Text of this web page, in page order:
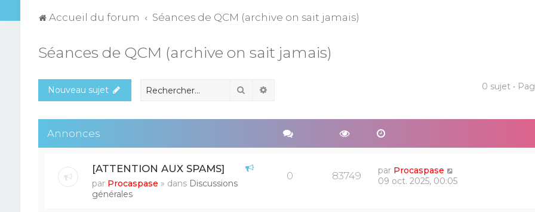
Accueil du forum Séances de QCM (archive on sait jamais)
Séances de QCM (archive on sait jamais)
Nouveau sujet Rechercher 0 sujet •
Annonces
[ATTENTION AUX SPAMS]
par Procaspase » dans Discussions
générales
0 83749 par Procaspase
09 oct. 2025, 00:05